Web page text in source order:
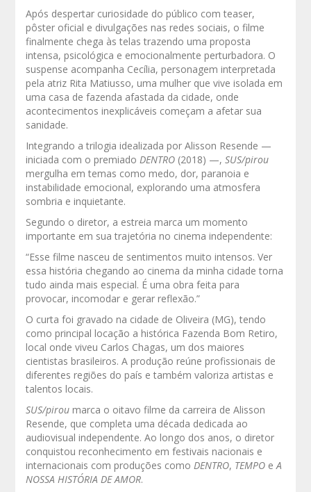
Após despertar curiosidade do público com teaser,
pôster oficial e divulgações nas redes sociais, o filme
finalmente chega às telas trazendo uma proposta
intensa, psicológica e emocionalmente perturbadora. O
suspense acompanha Cecília, personagem interpretada
pela atriz Rita Matiusso, uma mulher que vive isolada em
uma casa de fazenda afastada da cidade, onde
acontecimentos inexplicáveis começam a afetar sua
sanidade.
Integrando a trilogia idealizada por Alisson Resende —
iniciada com o premiado DENTRO (2018) —,SUS/pirou
mergulha em temas como medo, dor, paranoia e
instabilidade emocional, explorando uma atmosfera
sombria e inquietante.
Segundo o diretor, a estreia marca um momento
importante em sua trajetória no cinema independente:
“Esse filme nasceu de sentimentos muito intensos. Ver
essa história chegando ao cinema da minha cidade torna
tudo ainda mais especial. É uma obra feita para
provocar, incomodar e gerar reflexão.”
O curta foi gravado na cidade de Oliveira (MG), tendo
como principal locação a histórica Fazenda Bom Retiro,
local onde viveu Carlos Chagas, um dos maiores
cientistas brasileiros. A produção reúne profissionais de
diferentes regiões do país e também valoriza artistas e
talentos locais.
SUS/pirou marca o oitavo filme da carreira de Alisson
Resende, que completa uma década dedicada ao
audiovisual independente. Ao longo dos anos, o diretor
conquistou reconhecimento em festivais nacionais e
internacionais com produções como DENTRO, TEMPO eA
NOSSA HISTÓRIA DE AMOR.